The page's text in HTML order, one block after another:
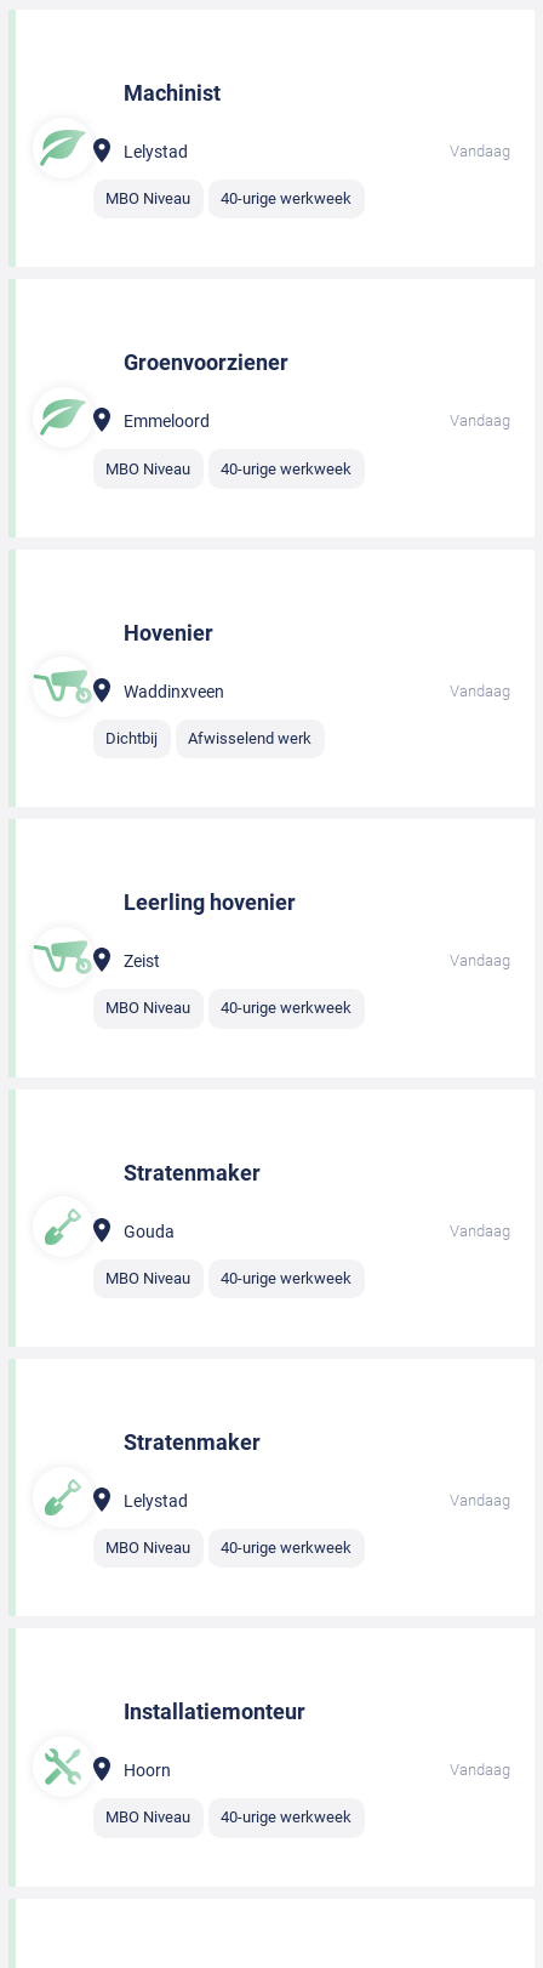
Machinist
Lelystad Vandaag
MBO Niveau 40-urige werkweek
Groenvoorziener
Emmeloord Vandaag
MBO Niveau 40-urige werkweek
Hovenier
Waddinxveen Vandaag
Dichtbij Afwisselend werk
Leerling hovenier
Zeist Vandaag
MBO Niveau 40-urige werkweek
Stratenmaker
Gouda Vandaag
MBO Niveau 40-urige werkweek
Stratenmaker
Lelystad Vandaag
MBO Niveau 40-urige werkweek
Installatiemonteur
Hoorn Vandaag
MBO Niveau 40-urige werkweek